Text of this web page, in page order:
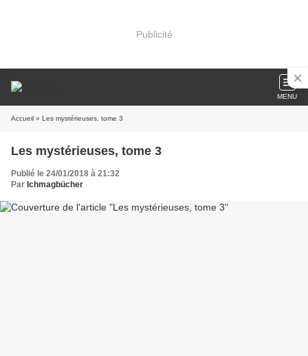
Publicité
MENU
Accueil » Les mystérieuses, tome 3
Les mystérieuses, tome 3
Publié le 24/01/2018 à 21:32
Par Ichmagbücher